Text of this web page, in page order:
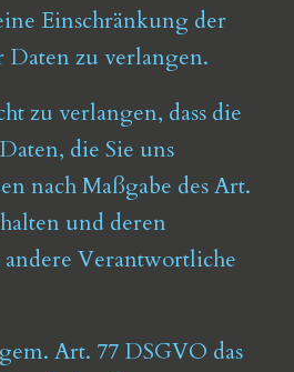
Einschränkung der
zu verlangen.
zu verlangen, dass die
die Sie uns
nach Maßgabe des Art.
und deren
Verantwortliche
Art. 77 DSGVO das